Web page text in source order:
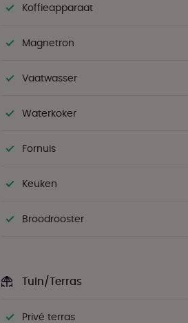
Koffieapparaat
Magnetron
Vaatwasser
Waterkoker
Fornuis
Keuken
Broodrooster
Tuin/Terras
Privé terras